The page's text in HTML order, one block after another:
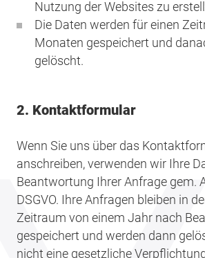
Nutzung der Websites zu
Die Daten werden für einen
Monaten gespeichert und
gelöscht.
2. Kontaktformular
Wenn Sie uns über das
anschreiben, verwenden wir Ihre
Beantwortung Ihrer Anfrage gem.
DSGVO. Ihre Anfragen bleiben in
Zeitraum von einem Jahr nach
gespeichert und werden dann
nicht eine gesetzliche